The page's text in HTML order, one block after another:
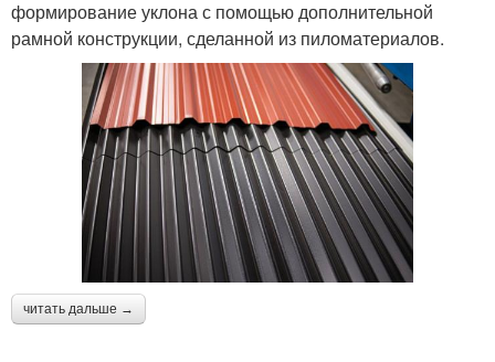
формирование уклона с помощью дополнительной
рамной конструкции, сделанной из пиломатериалов.
читать дальше →